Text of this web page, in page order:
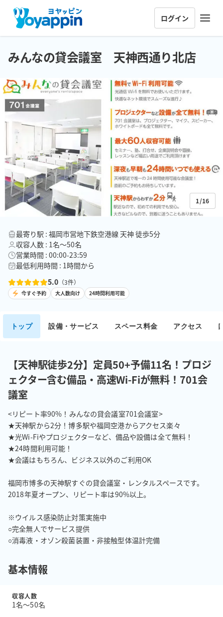
ログイン
1/16
最寄り駅 : 福岡市営地下鉄空港線 天神 徒歩5分
収容人数 : 1名〜50名
営業時間 : 00:00-23:59
最低利用時間 : 1時間から
5.0 （3件）
今すぐ予約 大人数向け 24時間利用可能
みんなの貸会議室 天神西通り北店
トップ 設備・サービス スペース料金 アクセス
【天神駅徒歩2分】定員50+予備11名！プロジ
ェクター含む備品・高速Wi-Fiが無料！701会
議室
<リピート率90%！みんなの貸会議室701会議室>
★天神駅から2分！博多駅や福岡空港からアクセス楽々
★光Wi-Fiやプロジェクターなど、備品や設備は全て無料！
★24時間利用可能！
★会議はもちろん、ビジネス以外のご利用OK
福岡市博多の天神駅すぐの貸会議室・レンタルスペースです。
2018年夏オープン、リピート率は90%以上。
※ウイルス感染防止対策実施中
○完全無人でサービス提供
○消毒液・オゾン殺菌装置・非接触型体温計完備
基本情報
収容人数
1名〜50名